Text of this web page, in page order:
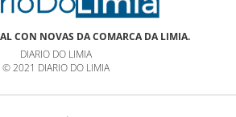
CON NOVAS DA COMARCA DA LIMIA.
DIARIO DO LIMIA
© 2021 DIARIO DO LIMIA